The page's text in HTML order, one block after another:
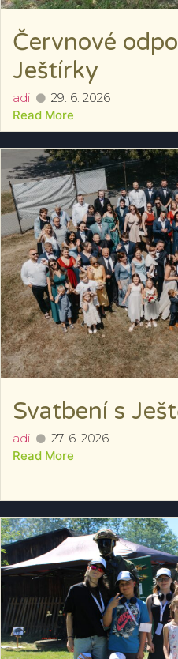
Červnové
Ještírky
adi
29. 6. 2026
Read More
Svatbení s
adi
27. 6. 2026
Read More